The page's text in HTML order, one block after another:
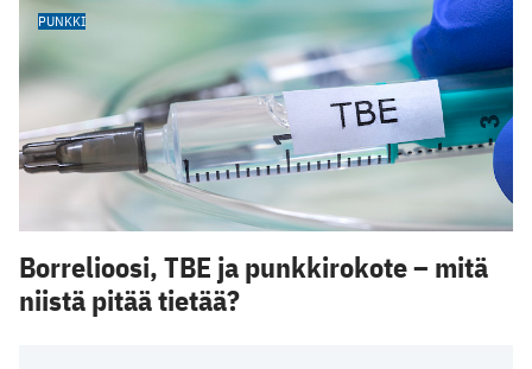
PUNKKI
Borrelioosi, TBE ja punkkirokote – mitä
niistä pitää tietää?